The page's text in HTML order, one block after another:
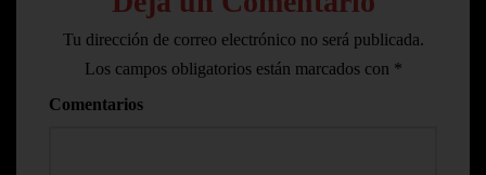
Tu dirección de correo electrónico no será publicada.
Los campos obligatorios están marcados con *
Comentarios